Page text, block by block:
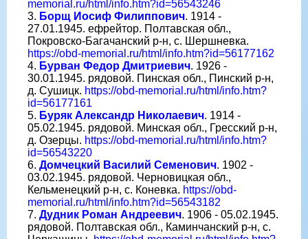
memorial.ru/html/info.htm?id=56543246
3. Борщ Иосиф Филиппович. 1914 -
27.01.1945. ефрейтор. Полтавская обл.,
Покровско-Багачанский р-н, с. Шершневка.
https://obd-memorial.ru/html/info.htm?id=56177162
4. Бурван Федор Дмитриевич. 1926 -
30.01.1945. рядовой. Пинская обл., Пинский р-н,
д. Сушицк. https://obd-memorial.ru/html/info.htm?
id=56177161
5. Буряк Александр Николаевич. 1914 -
05.02.1945. рядовой. Минская обл., Гресский р-н,
д. Озерцы. https://obd-memorial.ru/html/info.htm?
id=56543220
6. Домчецкий Василий Семенович. 1902 -
03.02.1945. рядовой. Черновицкая обл.,
Кельменецкий р-н, с. Коневка. https://obd-
memorial.ru/html/info.htm?id=56543182
7. Дудник Роман Андреевич. 1906 - 05.02.1945.
рядовой. Полтавская обл., Каминчанский р-н, с.